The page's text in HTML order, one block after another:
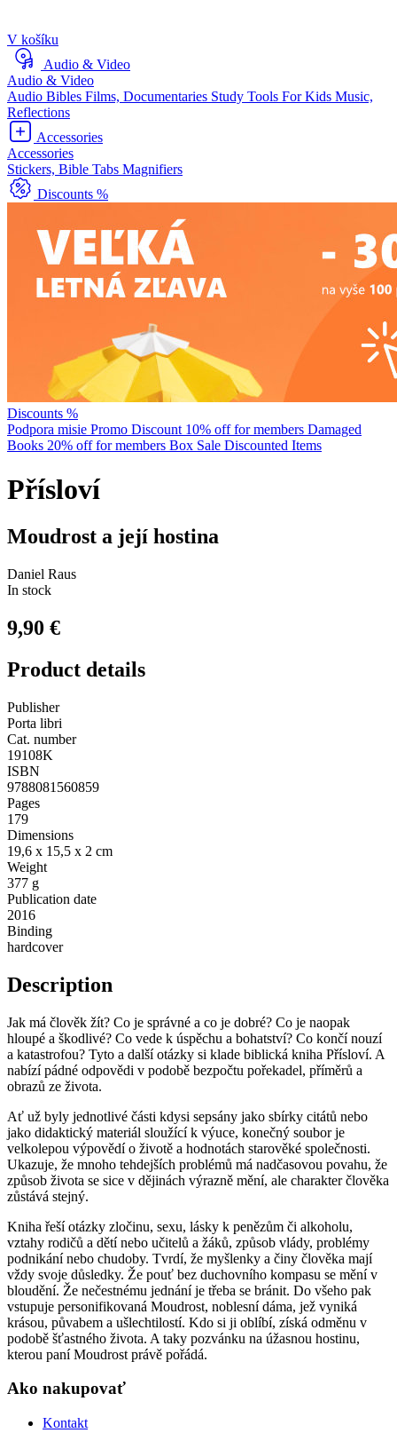
V košíku
Audio & Video
Audio & Video
Audio Bibles Films, Documentaries Study Tools For Kids Music,
Reflections
Accessories
Accessories
Stickers, Bible Tabs Magnifiers
Discounts %
Discounts %
Podpora misie Promo Discount 10% off for members Damaged
Books 20% off for members Box Sale Discounted Items
Přísloví
Moudrost a její hostina
Daniel Raus
In stock
9,90 €
Product details
Publisher
Porta libri
Cat. number
19108K
ISBN
9788081560859
Pages
179
Dimensions
19,6 x 15,5 x 2 cm
Weight
377 g
Publication date
2016
Binding
hardcover
Description
Jak má člověk žít? Co je správné a co je dobré? Co je naopak
hloupé a škodlivé? Co vede k úspěchu a bohatství? Co končí nouzí
a katastrofou? Tyto a další otázky si klade biblická kniha Přísloví. A
nabízí pádné odpovědi v podobě bezpočtu pořekadel, příměrů a
obrazů ze života.
Ať už byly jednotlivé části kdysi sepsány jako sbírky citátů nebo
jako didaktický materiál sloužící k výuce, konečný soubor je
velkolepou výpovědí o životě a hodnotách starověké společnosti.
Ukazuje, že mnoho tehdejších problémů má nadčasovou povahu, že
způsob života se sice v dějinách výrazně mění, ale charakter člověka
zůstává stejný.
Kniha řeší otázky zločinu, sexu, lásky k penězům či alkoholu,
vztahy rodičů a dětí nebo učitelů a žáků, způsob vlády, problémy
podnikání nebo chudoby. Tvrdí, že myšlenky a činy člověka mají
vždy svoje důsledky. Že pouť bez duchovního kompasu se mění v
bloudění. Že nečestnému jednání je třeba se bránit. Do všeho pak
vstupuje personifikovaná Moudrost, noblesní dáma, jež vyniká
krásou, půvabem a ušlechtilostí. Kdo si ji oblíbí, získá odměnu v
podobě šťastného života. A taky pozvánku na úžasnou hostinu,
kterou paní Moudrost právě pořádá.
Ako nakupovať
Kontakt